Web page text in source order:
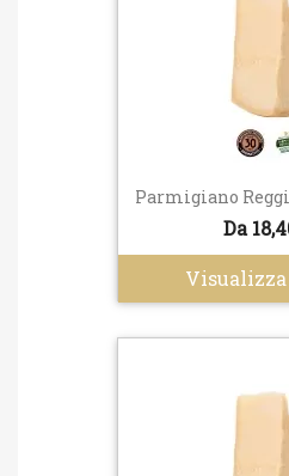
Parmigiano
Da